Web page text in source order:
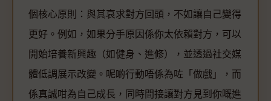
個核心原則：與其哀求對方回頭，不如讓自己變得
更好。例如，如果分手原因係你太依賴對方，可以
開始培養新興趣（如健身、進修），並透過社交媒
體低調展示改變。呢啲行動唔係為咗「做戲」，而
係真誠咁為自己成長，同時間接讓對方見到你嘅進